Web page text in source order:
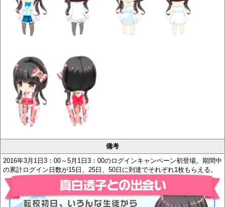
備考
2016年3月1日3：00～5月1日3：00のログインキャンペーン初登場。期間中
の累計ログイン日数が15日、25日、50日に到達でそれぞれ1枚もらえる。